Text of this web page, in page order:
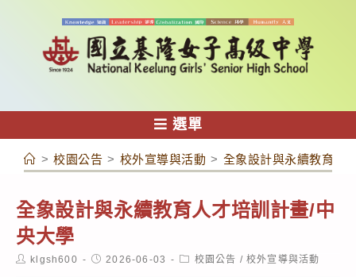
容
選單
> 校園公告 > 校外宣導與活動 > 全象設計與永續教育人
全象設計與永續教育人才培訓計畫/中
央大學
Postklgsh600
Post2026-06-03
Post校園公告 / 校外宣導與活動